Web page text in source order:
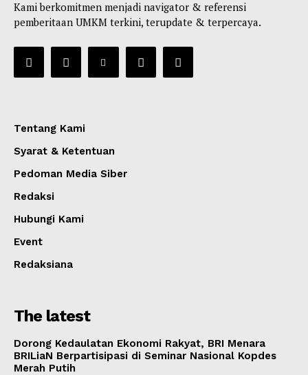
Kami berkomitmen menjadi navigator & referensi
pemberitaan UMKM terkini, terupdate & terpercaya.
Tentang Kami
Syarat & Ketentuan
Pedoman Media Siber
Redaksi
Hubungi Kami
Event
Redaksiana
The latest
Dorong Kedaulatan Ekonomi Rakyat, BRI Menara
BRILiaN Berpartisipasi di Seminar Nasional Kopdes
Merah Putih